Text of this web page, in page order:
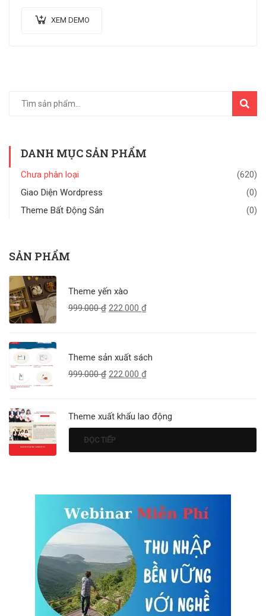
XEM DEMO
TÌM
DANH MỤC SẢN PHẨM
Chưa phân loại
(620)
Giao Diện Wordpress
(0)
Theme Bất Động Sản
(0)
SẢN PHẨM
Theme yến xào
999.000₫ 222.000 ₫
Theme sản xuất sách
999.000₫ 222.000 ₫
Theme xuất khẩu lao động
ĐỌC TIẾP